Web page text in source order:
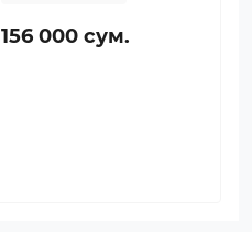
156 000 сум.